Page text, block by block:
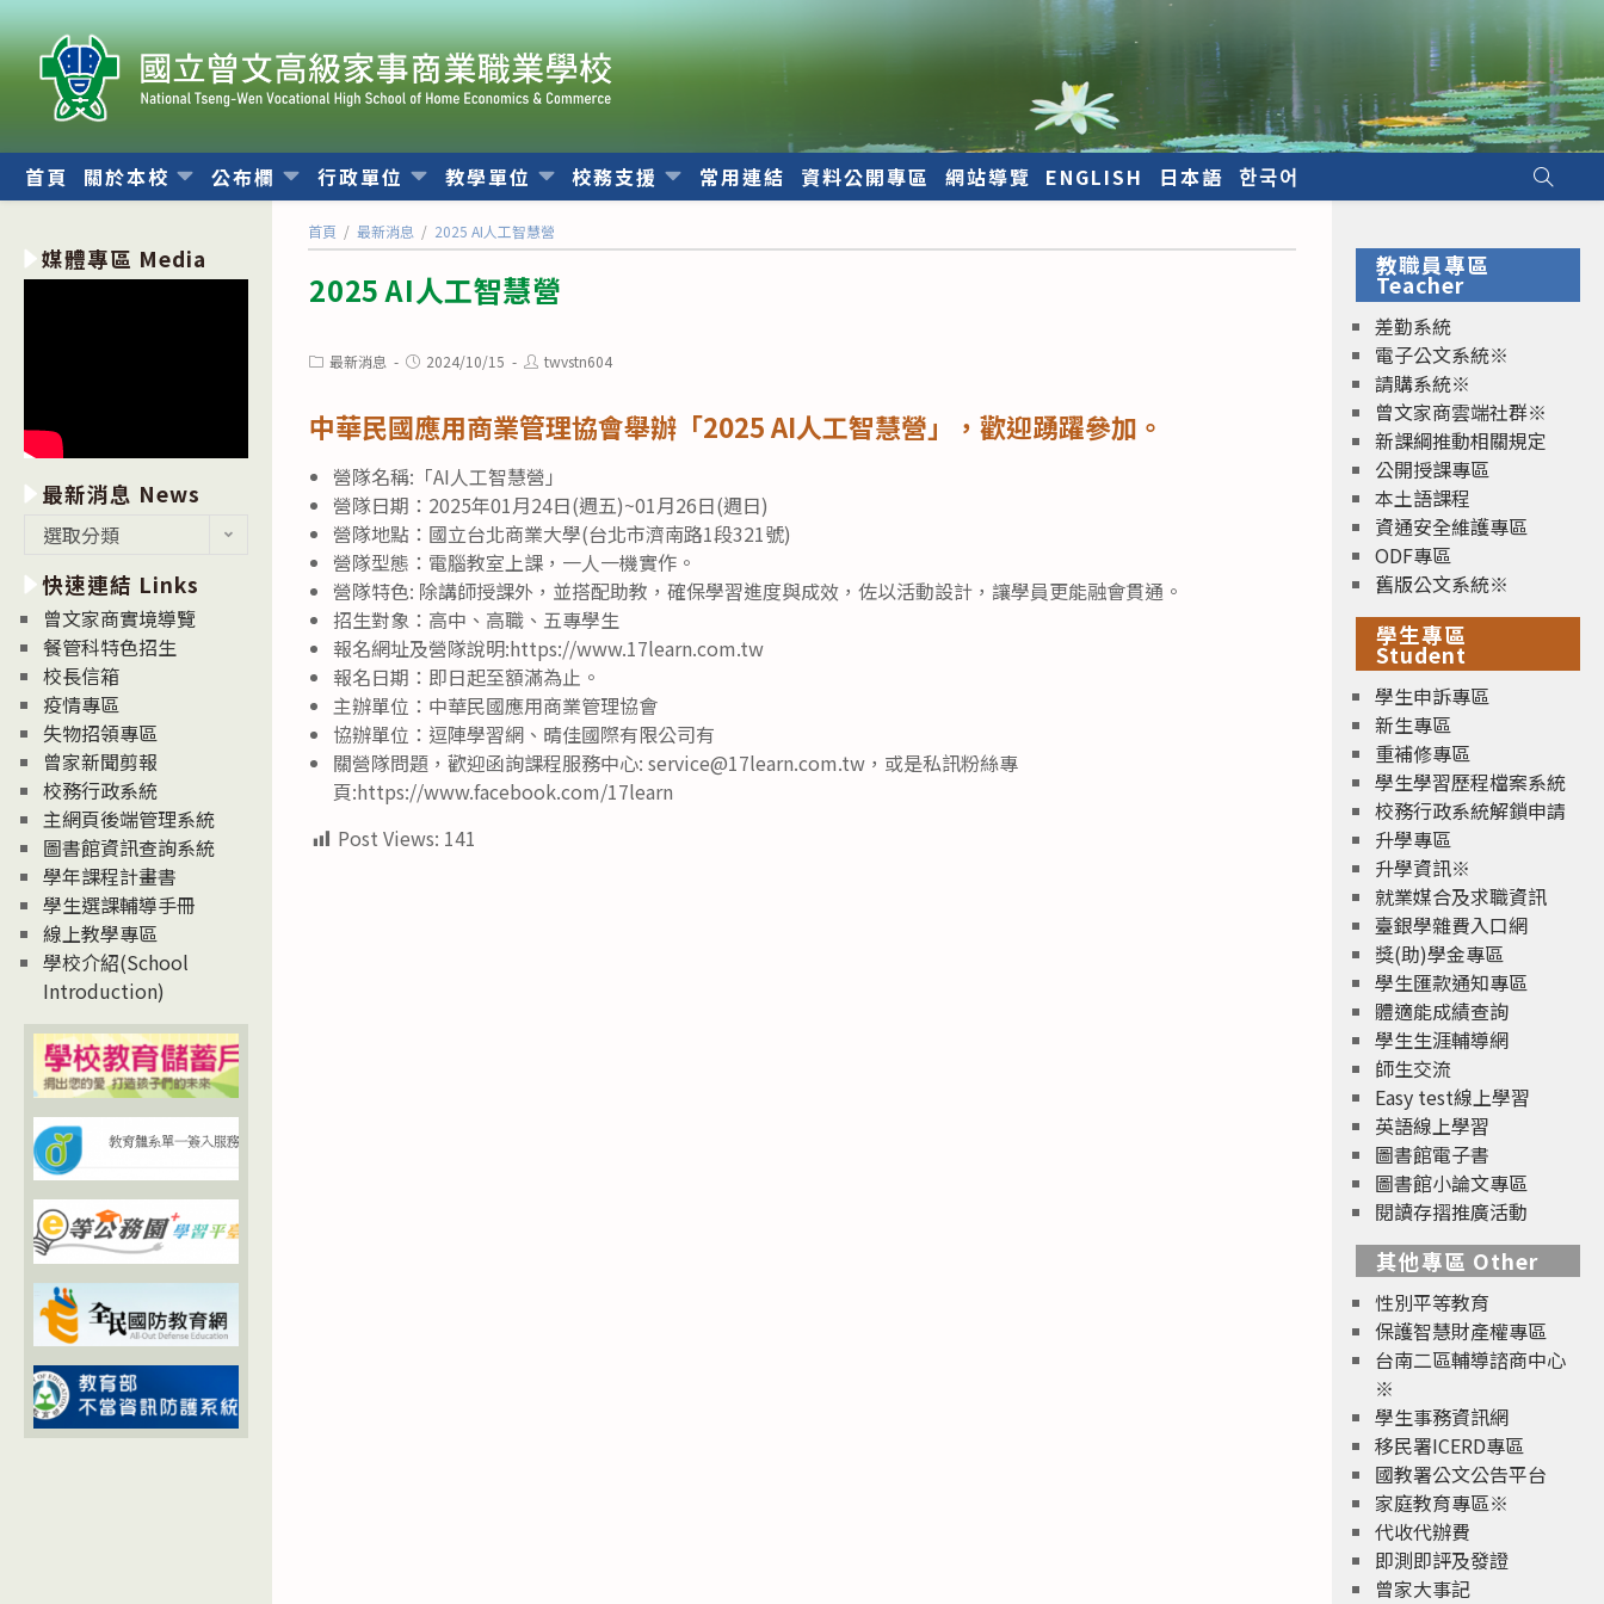
跳
轉
至
內
首頁 關於本校 公布欄 行政單位 教學單位 校務支援 常用連結 資料公開專區 網站導覽 ENGLISH 日本語 한국어
首頁 / 最新消息 / 2025 AI人工智慧營
2025 AI人工智慧營
Post最新消息
Post2024/10/15
Posttwvstn604
中華民國應用商業管理協會舉辦「2025 AI人工智慧營」，歡迎踴躍參加。
營隊名稱:「AI人工智慧營」
營隊日期：2025年01月24日(週五)~01月26日(週日)
營隊地點：國立台北商業大學(台北市濟南路1段321號)
營隊型態：電腦教室上課，一人一機實作。
營隊特色: 除講師授課外，並搭配助教，確保學習進度與成效，佐以活動設計，讓學員更能融會貫通。
招生對象：高中、高職、五專學生
報名網址及營隊說明:https://www.17learn.com.tw
報名日期：即日起至額滿為止。
主辦單位：中華民國應用商業管理協會
協辦單位：逗陣學習網、晴佳國際有限公司有
關營隊問題，歡迎函詢課程服務中心: service@17learn.com.tw，或是私訊粉絲專
頁:https://www.facebook.com/17learn
Post Views: 141
媒體專區 Media
最新消息 News
消
息
News
選取分類
快速連結 Links
曾文家商實境導覽
餐管科特色招生
校長信箱
疫情專區
失物招領專區
曾家新聞剪報
校務行政系統
主網頁後端管理系統
圖書館資訊查詢系統
學年課程計畫書
學生選課輔導手冊
線上教學專區
學校介紹(School
Introduction)
教職員專區
Teacher
差勤系統
電子公文系統※
請購系統※
曾文家商雲端社群※
新課綱推動相關規定
公開授課專區
本土語課程
資通安全維護專區
ODF專區
舊版公文系統※
學生專區
Student
學生申訴專區
新生專區
重補修專區
學生學習歷程檔案系統
校務行政系統解鎖申請
升學專區
升學資訊※
就業媒合及求職資訊
臺銀學雜費入口網
獎(助)學金專區
學生匯款通知專區
體適能成績查詢
學生生涯輔導網
師生交流
Easy test線上學習
英語線上學習
圖書館電子書
圖書館小論文專區
閱讀存摺推廣活動
其他專區 Other
性別平等教育
保護智慧財產權專區
台南二區輔導諮商中心
※
學生事務資訊網
移民署ICERD專區
國教署公文公告平台
家庭教育專區※
代收代辦費
即測即評及發證
曾家大事記